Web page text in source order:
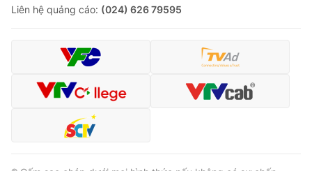
Liên hệ quảng cáo: (024) 626 79595